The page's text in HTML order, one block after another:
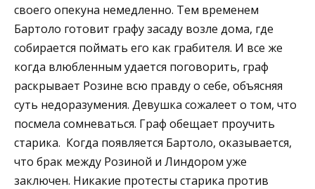
своего опекуна немедленно. Тем временем
Бартоло готовит графу засаду возле дома, где
собирается поймать его как грабителя. И все же
когда влюбленным удается поговорить, граф
раскрывает Розине всю правду о себе, объясняя
суть недоразумения. Девушка сожалеет о том, что
посмела сомневаться. Граф обещает проучить
старика. Когда появляется Бартоло, оказывается,
что брак между Розиной и Линдором уже
заключен. Никакие протесты старика против